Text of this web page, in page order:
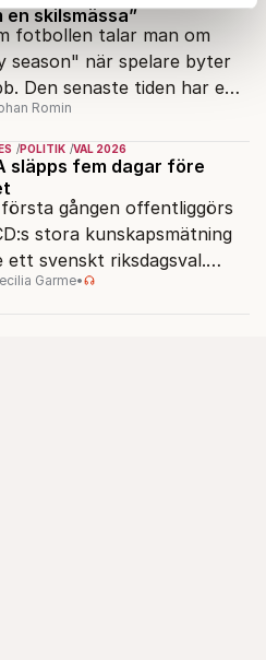
informationen med annan
eller som de har
deras tjänster.
vi hanterar personuppgifter
en skilsmässa”
fotbollen talar man om
season" när spelare byter
Den senaste tiden har en
politiker bytt parti –
varför, och vad skiljer
interna kulturer åt?
Romin
POLITIK VAL 2026
släpps fem dagar före
gången offentliggörs
stora kunskapsmätning
ett svenskt riksdagsval.
kan ge skolfrågan ny
Garme•